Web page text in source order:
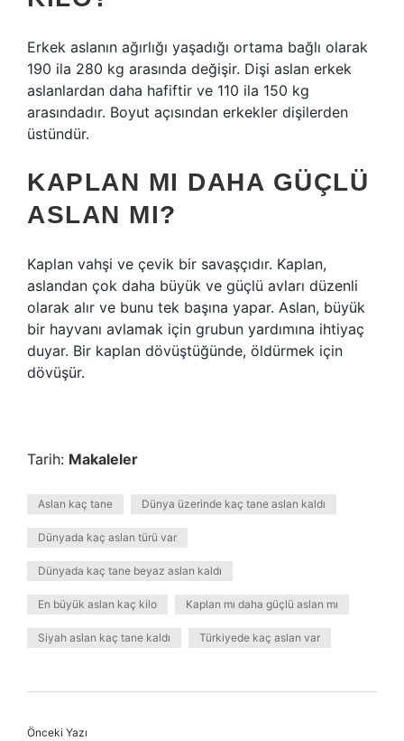
Erkek aslanın ağırlığı yaşadığı ortama bağlı olarak
190 ila 280 kg arasında değişir. Dişi aslan erkek
aslanlardan daha hafiftir ve 110 ila 150 kg
arasındadır. Boyut açısından erkekler dişilerden
üstündür.
KAPLAN MI DAHA GÜÇLÜ
ASLAN MI?
Kaplan vahşi ve çevik bir savaşçıdır. Kaplan,
aslandan çok daha büyük ve güçlü avları düzenli
olarak alır ve bunu tek başına yapar. Aslan, büyük
bir hayvanı avlamak için grubun yardımına ihtiyaç
duyar. Bir kaplan dövüştüğünde, öldürmek için
dövüşür.
Tarih: Makaleler
Aslan kaç tane Dünya üzerinde kaç tane aslan kaldı
Dünyada kaç aslan türü var
Dünyada kaç tane beyaz aslan kaldı
En büyük aslan kaç kilo Kaplan mı daha güçlü aslan mı
Siyah aslan kaç tane kaldı Türkiyede kaç aslan var
Önceki Yazı